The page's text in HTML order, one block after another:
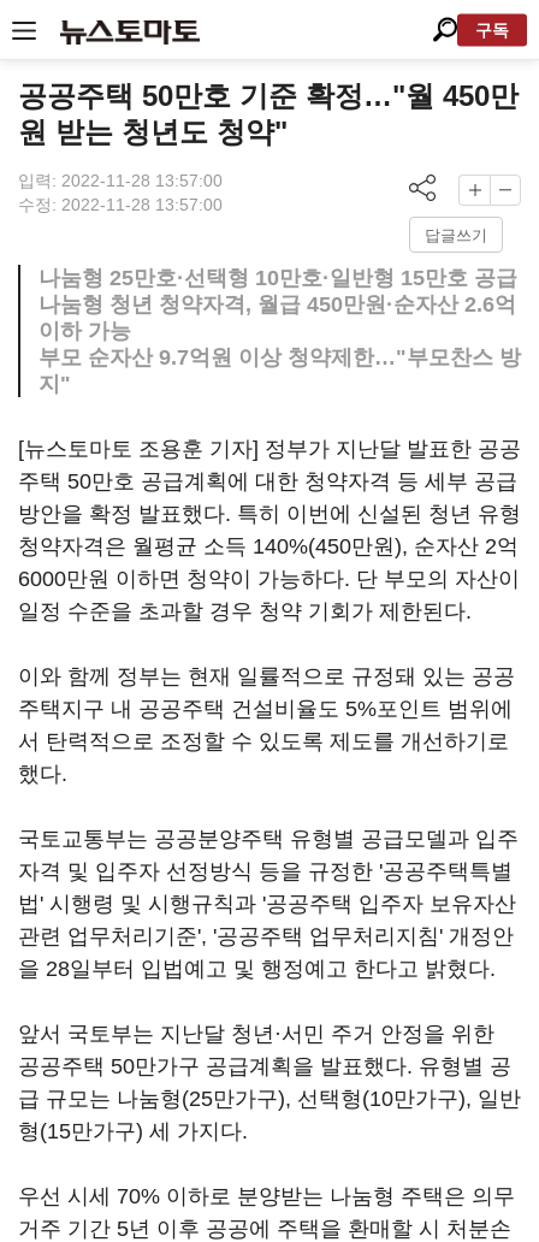
구독
공공주택 50만호 기준 확정…"월 450만
원 받는 청년도 청약"
입력: 2022-11-28 13:57:00
수정: 2022-11-28 13:57:00
답글쓰기
나눔형 25만호·선택형 10만호·일반형 15만호 공급
나눔형 청년 청약자격, 월급 450만원·순자산 2.6억
이하 가능
부모 순자산 9.7억원 이상 청약제한…"부모찬스 방
지"
[뉴스토마토 조용훈 기자] 정부가 지난달 발표한 공공
주택 50만호 공급계획에 대한 청약자격 등 세부 공급
방안을 확정 발표했다. 특히 이번에 신설된 청년 유형
청약자격은 월평균 소득 140%(450만원), 순자산 2억
6000만원 이하면 청약이 가능하다. 단 부모의 자산이
일정 수준을 초과할 경우 청약 기회가 제한된다.
이와 함께 정부는 현재 일률적으로 규정돼 있는 공공
주택지구 내 공공주택 건설비율도 5%포인트 범위에
서 탄력적으로 조정할 수 있도록 제도를 개선하기로
했다.
국토교통부는 공공분양주택 유형별 공급모델과 입주
자격 및 입주자 선정방식 등을 규정한 '공공주택특별
법' 시행령 및 시행규칙과 '공공주택 입주자 보유자산
관련 업무처리기준', '공공주택 업무처리지침' 개정안
을 28일부터 입법예고 및 행정예고 한다고 밝혔다.
앞서 국토부는 지난달 청년·서민 주거 안정을 위한
공공주택 50만가구 공급계획을 발표했다. 유형별 공
급 규모는 나눔형(25만가구), 선택형(10만가구), 일반
형(15만가구) 세 가지다.
우선 시세 70% 이하로 분양받는 나눔형 주택은 의무
거주 기간 5년 이후 공공에 주택을 환매할 시 처분손